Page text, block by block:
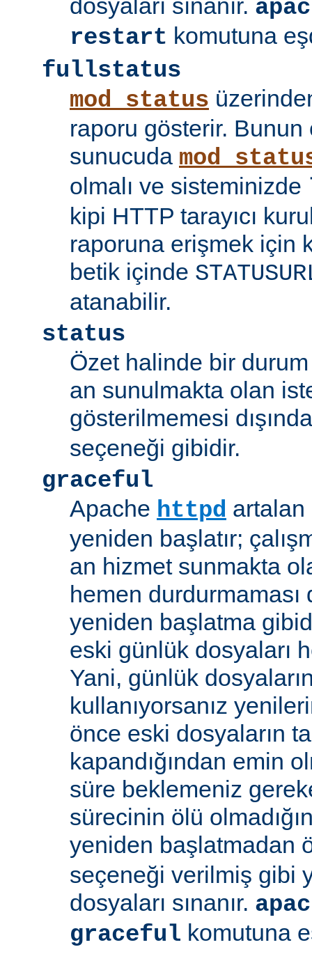
dosyaları sınanır.
restart komutuna
fullstatus
mod_status
raporu gösterir. Bunun
sunucuda
olmalı ve sisteminizde
kipi HTTP tarayıcı
raporuna erişmek için
betik içinde
atanabilir.
status
Özet halinde bir
an sunulmakta olan
gösterilmemesi
seçeneği gibidir.
graceful
Apache httpd
yeniden başlatır;
an hizmet sunmakta
hemen durdurmaması
yeniden başlatma
eski günlük dosyaları
Yani, günlük
kullanıyorsanız
önce eski dosyaların
kapandığından emin
süre beklemeniz
sürecinin ölü
yeniden başlatmadan
seçeneği verilmiş gibi
dosyaları sınanır.
graceful komutuna